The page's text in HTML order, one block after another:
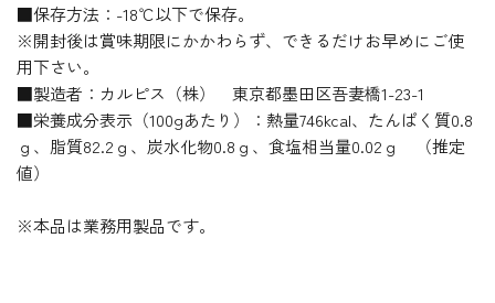
■保存方法：-18℃以下で保存。
※開封後は賞味期限にかかわらず、できるだけお早めにご使
用下さい。
■製造者：カルピス（株） 東京都墨田区吾妻橋1-23-1
■栄養成分表示（100gあたり）：熱量746kcal、たんぱく質0.8
ｇ、脂質82.2ｇ、炭水化物0.8ｇ、食塩相当量0.02ｇ （推定
値）
※本品は業務用製品です。